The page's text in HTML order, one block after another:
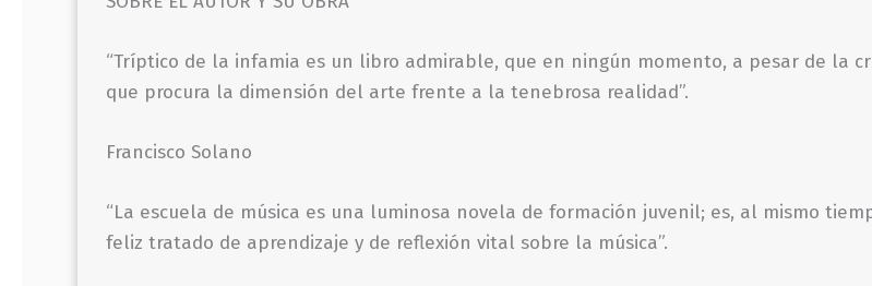
“Tríptico de la infamia es un libro admirable, que en ningún momento, a pesar de la
que procura la dimensión del arte frente a la tenebrosa realidad”.
Francisco Solano
“La escuela de música es una luminosa novela de formación juvenil; es, al mismo
feliz tratado de aprendizaje y de reflexión vital sobre la música”.